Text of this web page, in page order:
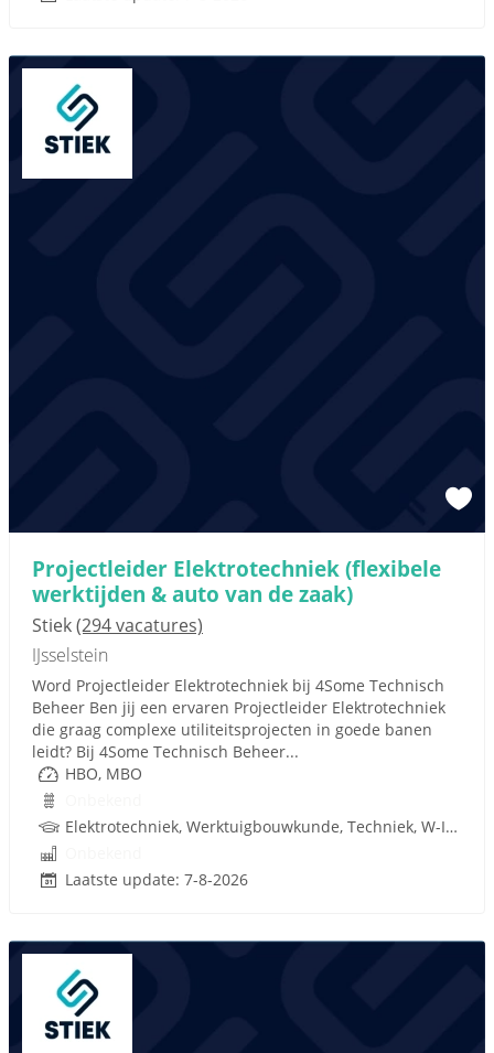
Projectleider Elektrotechniek (flexibele
werktijden & auto van de zaak)
Stiek(294 vacatures)
IJsselstein
Word Projectleider Elektrotechniek bij 4Some Technisch
Beheer Ben jij een ervaren Projectleider Elektrotechniek
die graag complexe utiliteitsprojecten in goede banen
leidt? Bij 4Some Technisch Beheer...
HBO, MBO
Elektrotechniek, Werktuigbouwkunde, Techniek, W-Installaties
Laatste update: 7-8-2026